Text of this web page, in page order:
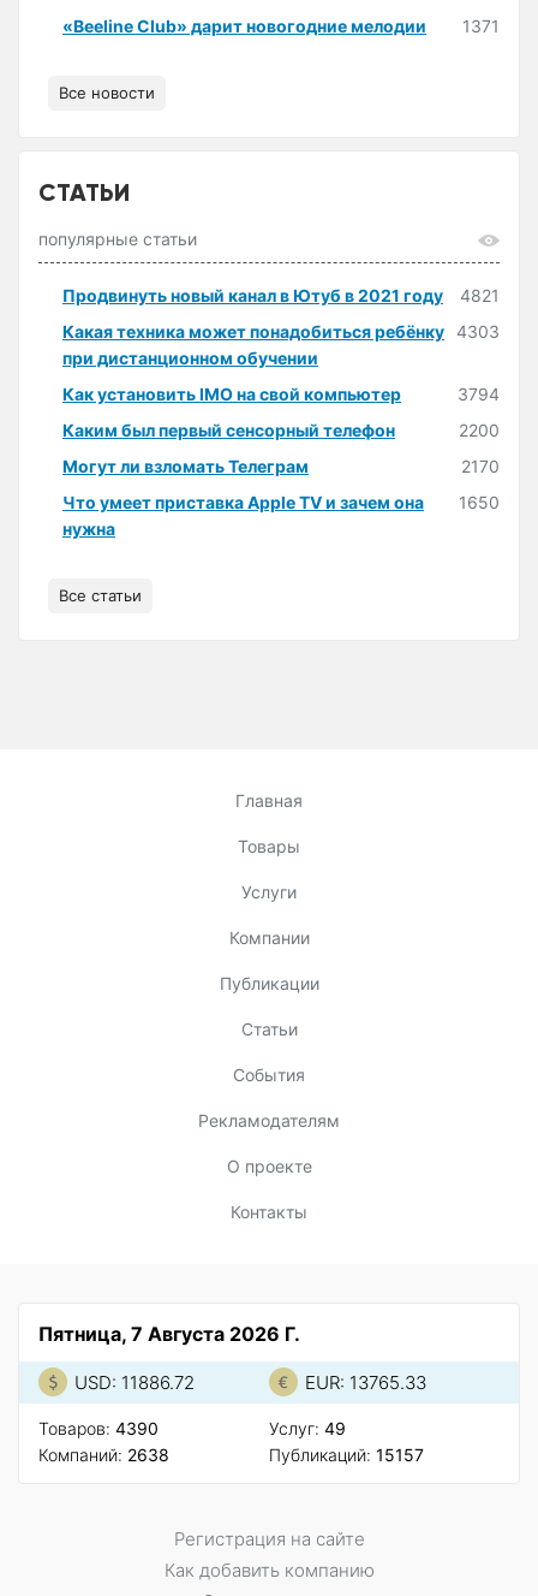
«Beeline Club» дарит новогодние мелодии
1371
Все новости
СТАТЬИ
популярные статьи
Продвинуть новый канал в Ютуб в 2021 году
4821
Какая техника может понадобиться ребёнку
при дистанционном обучении
4303
Как установить IMO на свой компьютер
3794
Каким был первый сенсорный телефон
2200
Могут ли взломать Телеграм
2170
Что умеет приставка Apple TV и зачем она
нужна
1650
Все статьи
Главная
Товары
Услуги
Компании
Публикации
Статьи
События
Рекламодателям
О проекте
Контакты
Пятница, 7 Августа 2026 Г.
USD: 11886.72 EUR: 13765.33
Товаров: 4390
Компаний: 2638
Услуг: 49
Публикаций: 15157
Регистрация на сайте
Как добавить компанию